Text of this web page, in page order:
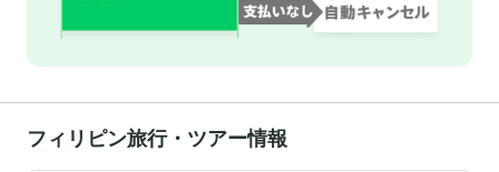
フィリピン旅行・ツアー情報